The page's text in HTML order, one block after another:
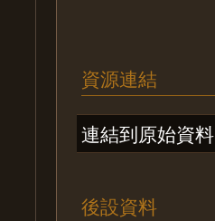
資源連結
連結到原始資料
後設資料